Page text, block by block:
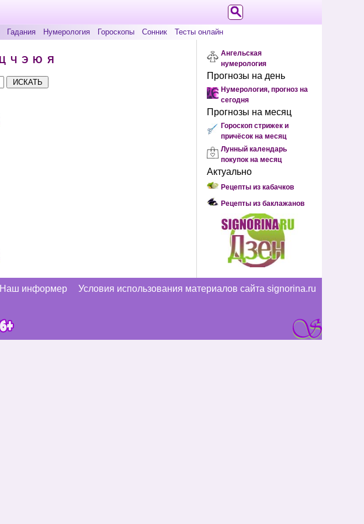
Гадания Нумерология Гороскопы Сонник
Тесты онлайн
Ц Ч Э Ю Я
Ангельская
нумерология
Прогнозы на день
Нумерология, прогноз на
сегодня
Прогнозы на месяц
Гороскоп стрижек и
причёсок на месяц
Лунный календарь
покупок на месяц
Актуально
Рецепты из кабачков
Рецепты из баклажанов
Наш информер
Условия использования материалов сайта signorina.ru